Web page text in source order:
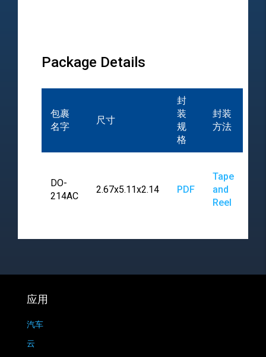
Package Details
包裹
名字
尺寸
封
装
规
格
封装
方法
DO-
214AC
2.67x5.11x2.14 PDF
Tape
and
Reel
应用
汽车
云